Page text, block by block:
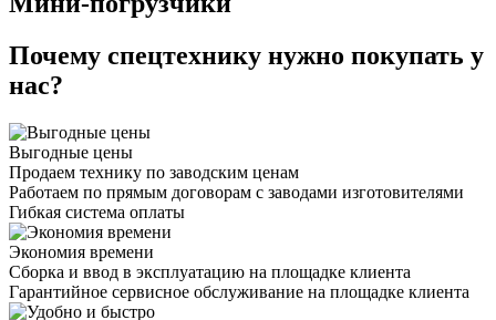
Почему спецтехнику нужно покупать у
нас?
Выгодные цены
Продаем технику по заводским ценам
Работаем по прямым договорам с заводами изготовителями
Гибкая система оплаты
Экономия времени
Сборка и ввод в эксплуатацию на площадке клиента
Гарантийное сервисное обслуживание на площадке клиента